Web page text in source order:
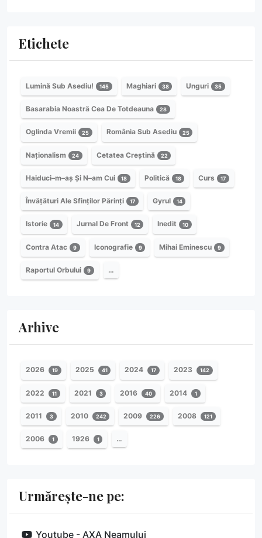
Etichete
Lumină Sub Asediu! 145 Maghiari 38 Unguri 35
Basarabia Noastră Cea De Totdeauna 28
Oglinda Vremii 25 România Sub Asediu 25
Naționalism 24 Cetatea Creștină 22
Haiduci–m–aș Și N–am Cui 18 Politică 18 Curs 17
Învățături Ale Sfinților Părinți 17 Gyrul 14
Istorie 14 Jurnal De Front 12 Inedit 10
Contra Atac 9 Iconografie 9 Mihai Eminescu 9
Raportul Orbului 9 …
Arhive
2026 19 2025 41 2024 17 2023 142
2022 11 2021 3 2016 40 2014 1
2011 3 2010 242 2009 226 2008 121
2006 1 1926 1 …
Urmărește-ne pe:
Youtube - AXA Neamului